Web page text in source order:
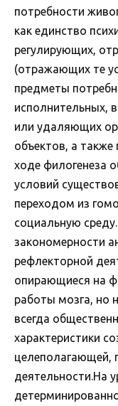
потребности
как единство
регулирующих,
(отражающих те
предметы
исполнительных,
или удаляющих
объектов, а
ходе филогенеза
условий
переходом из
социальную
закономерности
рефлекторной
опирающиеся на
работы мозга, но
всегда
характеристики
целеполагающей,
деятельности.На